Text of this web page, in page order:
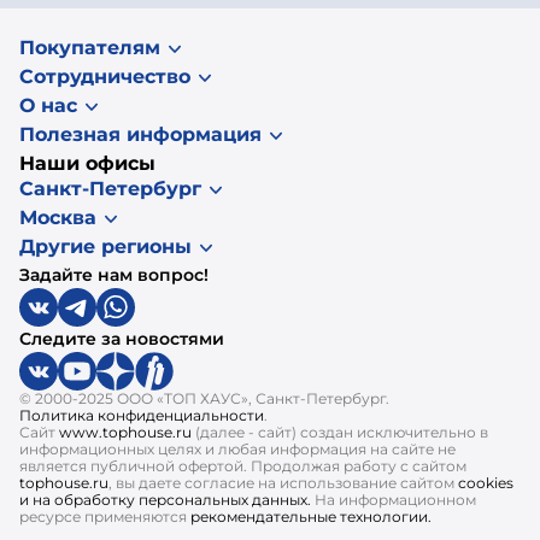
Покупателям
Сотрудничество
О нас
Полезная информация
Наши офисы
Санкт-Петербург
Москва
Другие регионы
Задайте нам вопрос!
Следите за новостями
© 2000-2025 ООО «ТОП ХАУС», Санкт-Петербург.
Политика конфиденциальности
Сайт www.tophouse.ru (далее - сайт) создан исключительно в
информационных целях и любая информация на сайте не
является публичной офертой. Продолжая работу с сайтом
tophouse.ru , вы даете согласие на использование сайтом cookies
и на обработку персональных данных. На информационном
ресурсе применяются рекомендательные технологии.